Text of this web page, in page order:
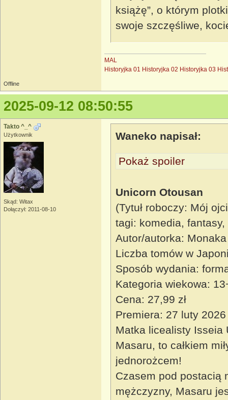
książę”, o którym
swoje szczęśliwe,
MAL
Historyjka 01 Historyjka 02 Historyjka 03
Offline
2025-09-12 08:50:55
Takto ^_^
Użytkownik
Skąd: Witax
Dołączył: 2011-08-10
Waneko napisał:
Pokaż spoiler
Unicorn Otousan
(Tytuł roboczy: Mój
tagi: komedia,
Autor/autorka:
Liczba tomów w
Sposób wydania:
Kategoria wiekowa:
Cena: 27,99 zł
Premiera: 27 luty 2026
Matka licealisty Isseia
Masaru, to całkiem
jednorożcem!
Czasem pod postacią
mężczyzny, Masaru